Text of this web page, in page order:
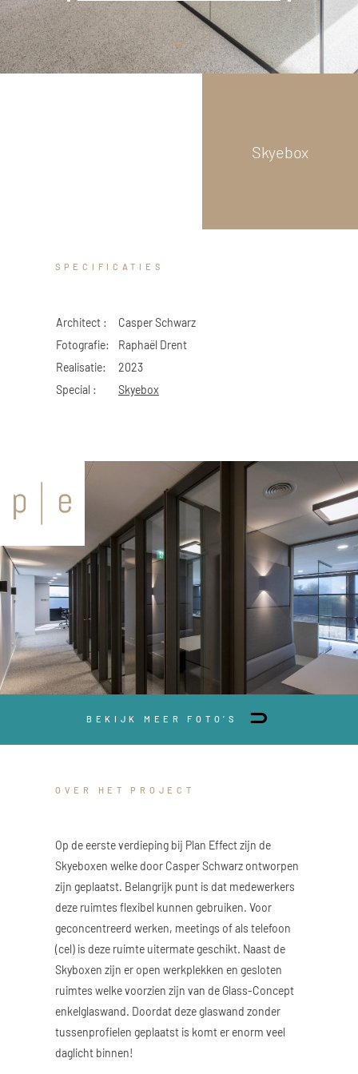
Scroll
down
Skyebox
SPECIFICATIES
Architect :
Casper Schwarz
Fotografie:
Raphaël Drent
Realisatie:
2023
Special :
Skyebox
BEKIJK MEER FOTO’S
OVER HET PROJECT
Op de eerste verdieping bij Plan Effect zijn de
Skyeboxen welke door Casper Schwarz ontworpen
zijn geplaatst. Belangrijk punt is dat medewerkers
deze ruimtes flexibel kunnen gebruiken. Voor
geconcentreerd werken, meetings of als telefoon
(cel) is deze ruimte uitermate geschikt. Naast de
Skyboxen zijn er open werkplekken en gesloten
ruimtes welke voorzien zijn van de Glass-Concept
enkelglaswand. Doordat deze glaswand zonder
tussenprofielen geplaatst is komt er enorm veel
daglicht binnen!